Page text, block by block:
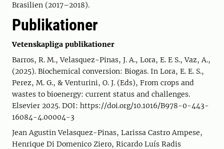
Brasilien (2017–2018).
Publikationer
Vetenskapliga publikationer
Barros, R. M., Velasquez-Pinas, J. A., Lora, E. E S., Vaz, A.,
(2025). Biochemical conversion: Biogas. In Lora, E. E. S.,
Perez, M. G., & Venturini, O. J. (Eds), From crops and
wastes to bioenergy: current status and challenges.
Elsevier 2025. DOI: https://doi.org/10.1016/B978-0-443-
16084-4.00004-3
Jean Agustin Velasquez-Pinas, Larissa Castro Ampese,
Henrique Di Domenico Ziero, Ricardo Luís Radis